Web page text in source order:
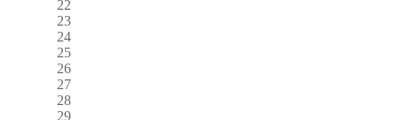
22
23
24
25
26
27
28
29